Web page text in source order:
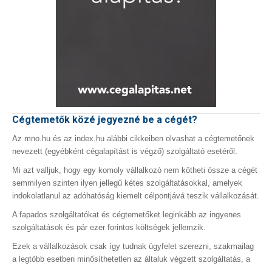
Cégtemetők közé jegyezné be a cégét?
Az mno.hu és az index.hu alábbi cikkeiben olvashat a cégtemetőnek
nevezett (egyébként cégalapítást is végző) szolgáltató esetéről.
Mi azt valljuk, hogy egy komoly vállalkozó nem kötheti össze a cégét
semmilyen szinten ilyen jellegű kétes szolgáltatásokkal, amelyek
indokolatlanul az adóhatóság kiemelt célpontjává teszik vállalkozását.
A fapados szolgáltatókat és cégtemetőket leginkább az ingyenes
szolgáltatások és pár ezer forintos költségek jellemzik.
Ezek a vállalkozások csak így tudnak ügyfelet szerezni, szakmailag
a legtöbb esetben minősíthetetlen az általuk végzett szolgáltatás, a